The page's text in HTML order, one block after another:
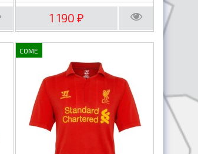
1 190 ₽
COME